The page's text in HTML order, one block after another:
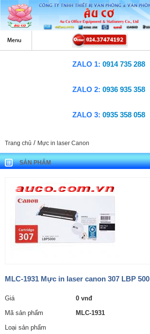
ZALO 1: 0914 735 288
ZALO 2: 0936 935 358
ZALO 3: 0935 358 058
Trang chủ / Mực in laser Canon
SẢN PHẨM
MLC-1931 Mực in laser canon 307 LBP 500
Giá
0 vnđ
Mã sản phẩm
MLC-1931
Loại sản phẩm